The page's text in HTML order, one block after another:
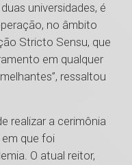
universidades, é
no âmbito
Stricto Sensu, que
em qualquer
ressaltou
realizar a cerimônia
que foi
O atual reitor,